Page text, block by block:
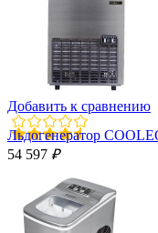
Добавить к сравнению
Льдогенератор
54 597 ₽